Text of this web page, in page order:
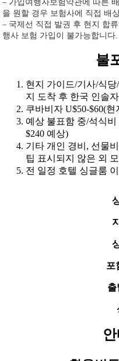
– 가입여행자보험약관에 따른
을 원할 경우 보험사에 직접 배
– 국제선 직접 발권 후 현지 합
행사 보험 가입이 불가능합니다.
불
현지 가이드/기사/식당
지 도착 후 한국 인솔
쿠바비자 U$50-$60(
예상 불표함 중/석식
$240 예상)
기타 개인 경비, 선물
팁 표시되지 않은 외
전 일정 호텔 싱글룸
포
출